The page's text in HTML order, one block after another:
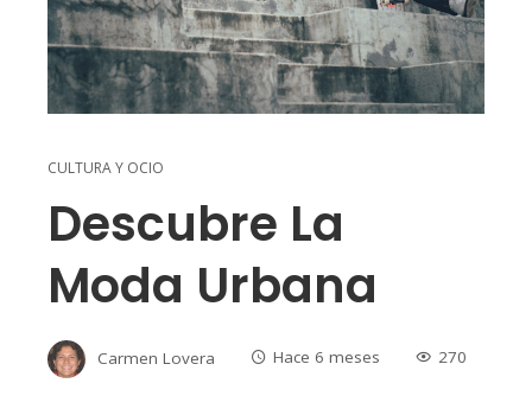
CULTURA Y OCIO
Descubre La
Moda Urbana
Carmen Lovera Hace 6 meses 270